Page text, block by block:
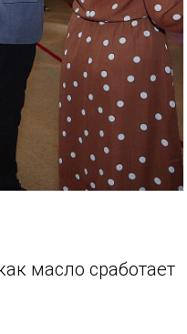
масло сработает